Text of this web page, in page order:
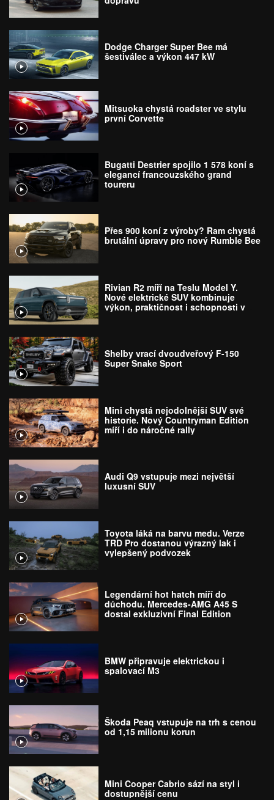
Dodge Charger Super Bee má
šestiválec a výkon 447 kW
Mitsuoka chystá roadster ve stylu
první Corvette
Bugatti Destrier spojilo 1 578 koní s
elegancí francouzského grand
toureru
Přes 900 koní z výroby? Ram chystá
brutální úpravy pro nový Rumble Bee
Rivian R2 míří na Teslu Model Y.
Nové elektrické SUV kombinuje
výkon, praktičnost i schopnosti v
Shelby vrací dvoudveřový F-150
Super Snake Sport
Mini chystá nejodolnější SUV své
historie. Nový Countryman Edition
míří i do náročné rally
Audi Q9 vstupuje mezi největší
luxusní SUV
Toyota láká na barvu medu. Verze
TRD Pro dostanou výrazný lak i
vylepšený podvozek
Legendární hot hatch míří do
důchodu. Mercedes-AMG A45 S
dostal exkluzivní Final Edition
BMW připravuje elektrickou i
spalovací M3
Škoda Peaq vstupuje na trh s cenou
od 1,15 milionu korun
Mini Cooper Cabrio sází na styl i
dostupnější cenu